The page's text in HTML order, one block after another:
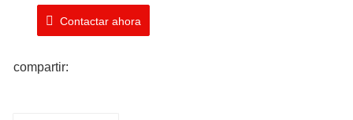
para tractores estándar o equipos de construcción
Contactar ahora
compartir: